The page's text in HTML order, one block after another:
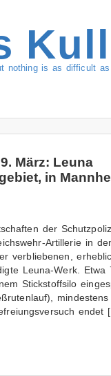
nothing is as difficult
März: Leuna
in
der
Artillerie in
verbliebenen,
Leuna-Werk. Etwa
Stickstoffsilo
endet